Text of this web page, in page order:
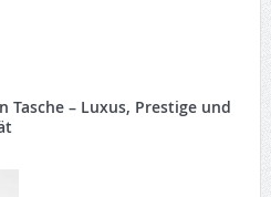
– Luxus, Prestige und